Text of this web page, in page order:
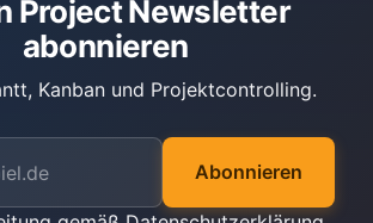
Project Newsletter
abonnieren
Kanban und Projektcontrolling.
Abonnieren